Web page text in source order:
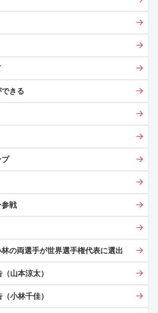
きる
戦
林の両選手が世界選手権代表に選出
山本涼太）
小林千佳）